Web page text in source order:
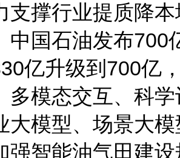
支撑行业提质降
中国石油发布700
亿升级到700亿
多模态交互、科
大模型、场景大
强智能油气田建